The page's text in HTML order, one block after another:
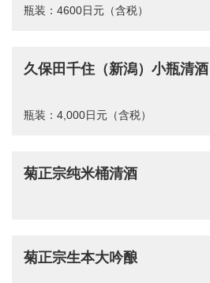
瓶装：4600日元（含税）
久保田千住（新潟）小瓶清酒
瓶装：4,000日元（含税）
菊正宗纯米桶清酒
菊正宗生本大吟酿
愛知県名古屋市中区栄１－４－１２
お店情報をコピー